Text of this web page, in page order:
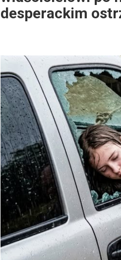
desperackim